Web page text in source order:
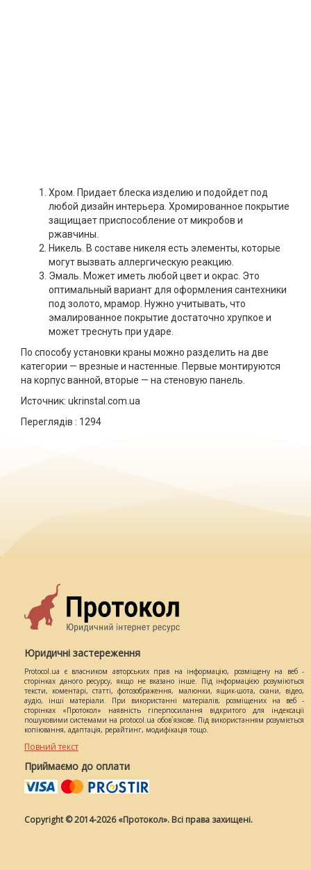
Хром. Придает блеска изделию и подойдет под
любой дизайн интерьера. Хромированное покрытие
защищает приспособление от микробов и
ржавчины.
Никель. В составе никеля есть элементы, которые
могут вызвать аллергическую реакцию.
Эмаль. Может иметь любой цвет и окрас. Это
оптимальный вариант для оформления сантехники
под золото, мрамор. Нужно учитывать, что
эмалированное покрытие достаточно хрупкое и
может треснуть при ударе.
По способу установки краны можно разделить на две
категории — врезные и настенные. Первые монтируются
на корпус ванной, вторые — на стеновую панель.
Источник: ukrinstal.com.ua
Переглядів : 1294
Юридичні застереження
Protocol.ua є власником авторських прав на інформацію, розміщену на веб -
сторінках даного ресурсу, якщо не вказано інше. Під інформацією розуміються
тексти, коментарі, статті, фотозображення, малюнки, ящик-шота, скани, відео,
аудіо, інші матеріали. При використанні матеріалів, розміщених на веб -
сторінках «Протокол» наявність гіперпосилання відкритого для індексації
пошуковими системами на protocol.ua обов`язкове. Під використанням розуміється
копіювання, адаптація, рерайтинг, модифікація тощо.
Повний текст
Приймаємо до оплати
Copyright © 2014-2026 «Протокол». Всі права захищені.